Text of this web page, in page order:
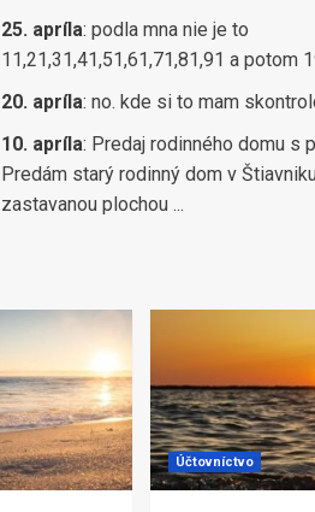
25. apríla: podla mna nie je to
11,21,31,41,51,61,71,81,91 a potom
20. apríla: no. kde si to mam
10. apríla: Predaj rodinného domu s
Predám starý rodinný dom v
zastavanou plochou ...
Účtovníctvo